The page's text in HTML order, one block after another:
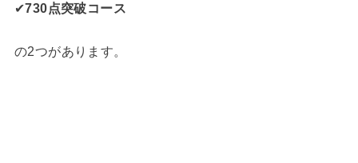
✔730点突破コース
の2つがあります。